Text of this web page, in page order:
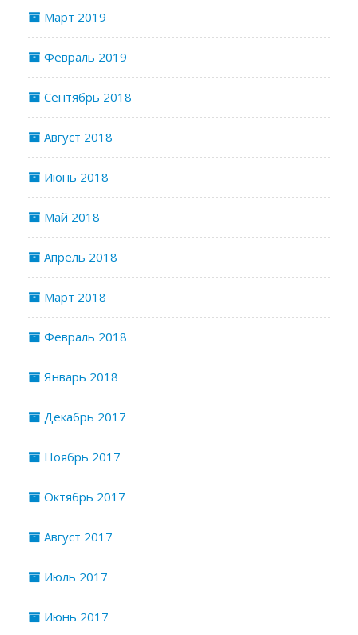
Март 2019
Февраль 2019
Сентябрь 2018
Август 2018
Июнь 2018
Май 2018
Апрель 2018
Март 2018
Февраль 2018
Январь 2018
Декабрь 2017
Ноябрь 2017
Октябрь 2017
Август 2017
Июль 2017
Июнь 2017